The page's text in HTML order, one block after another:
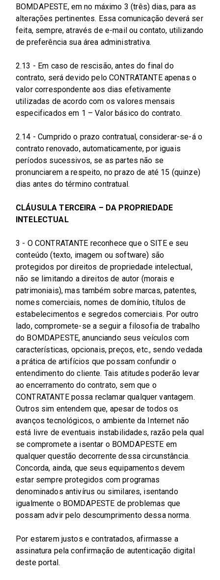
BOMDAPESTE, em no máximo 3 (três) dias, para as
alterações pertinentes. Essa comunicação deverá ser
feita, sempre, através de e-mail ou contato, utilizando
de preferência sua área administrativa.
2.13 - Em caso de rescisão, antes do final do
contrato, será devido pelo CONTRATANTE apenas o
valor correspondente aos dias efetivamente
utilizadas de acordo com os valores mensais
especificados em 1 – Valor básico do contrato.
2.14 - Cumprido o prazo contratual, considerar-se-á o
contrato renovado, automaticamente, por iguais
períodos sucessivos, se as partes não se
pronunciarem a respeito, no prazo de até 15 (quinze)
dias antes do término contratual.
CLÁUSULA TERCEIRA – DA PROPRIEDADE
INTELECTUAL
3 - O CONTRATANTE reconhece que o SITE e seu
conteúdo (texto, imagem ou software) são
protegidos por direitos de propriedade intelectual,
não se limitando a direitos de autor (morais e
patrimoniais), mas também sobre marcas, patentes,
nomes comerciais, nomes de domínio, títulos de
estabelecimentos e segredos comerciais. Por outro
lado, compromete-se a seguir a filosofia de trabalho
do BOMDAPESTE, anunciando seus veículos com
características, opcionais, preços, etc., sendo vedada
a prática de artifícios que possam confundir o
entendimento do cliente. Tais atitudes poderão levar
ao encerramento do contrato, sem que o
CONTRATANTE possa reclamar qualquer vantagem.
Outros sim entendem que, apesar de todos os
avanços tecnológicos, o ambiente da Internet não
está livre de eventuais instabilidades, razão pela qual
se compromete a isentar o BOMDAPESTE em
qualquer questão decorrente dessa circunstância.
Concorda, ainda, que seus equipamentos devem
estar sempre protegidos com programas
denominados antivírus ou similares, isentando
igualmente o BOMDAPESTE de problemas que
possam advir pelo descumprimento dessa norma.
Por estarem justos e contratados, afirmasse a
assinatura pela confirmação de autenticação digital
deste portal.